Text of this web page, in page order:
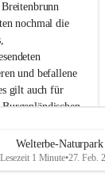
nochmal die
und befallene
gilt auch für
Burgenländischen
gepflegte oder
zu roden! Bitte
unsere Winzer
Ernteausfällen
Welterbe-Naturpark
Lesezeit 1 Minute•27. Feb.